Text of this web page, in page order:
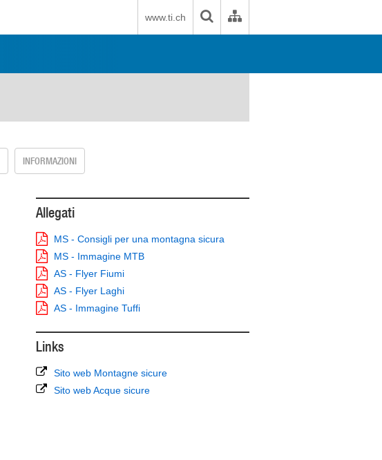
www.ti.ch
INFORMAZIONI
Allegati
MS - Consigli per una montagna sicura
MS - Immagine MTB
AS - Flyer Fiumi
AS - Flyer Laghi
AS - Immagine Tuffi
Links
Sito web Montagne sicure
Sito web Acque sicure